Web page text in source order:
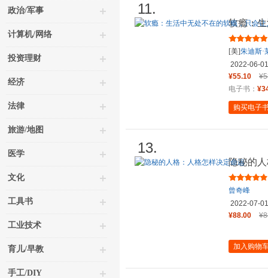
政治/军事
计算机/网络
投资理财
经济
法律
旅游/地图
医学
文化
工具书
工业技术
育儿/早教
手工/DIY
11.
软瘾：
在快乐
[美]朱迪斯·
2022-06-01
¥55.10
电子书：
购买电子
13.
隐秘的
曾奇峰
2022-07-01
¥88.00
加入购物